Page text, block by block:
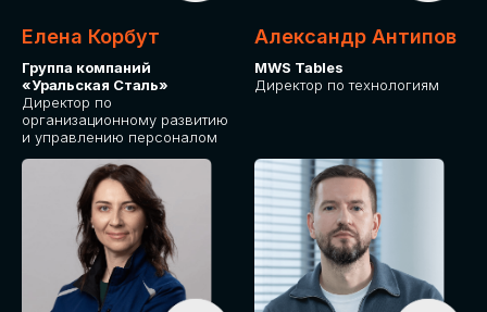
Елена Корбут
Группа компаний
«Уральская Сталь»
Директор по
организационному развитию
и управлению персоналом
Александр Антипов
MWS Tables
Директор по технологиям
Приглашаем стать спикером GLOBAL
TECH FORUM и поделиться своим
СТАТЬ
СПИКЕРОМ
IT Solutions for Business